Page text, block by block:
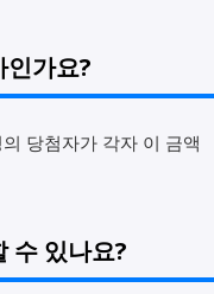
가요?
당첨자가 각자 이 금액
수 있나요?